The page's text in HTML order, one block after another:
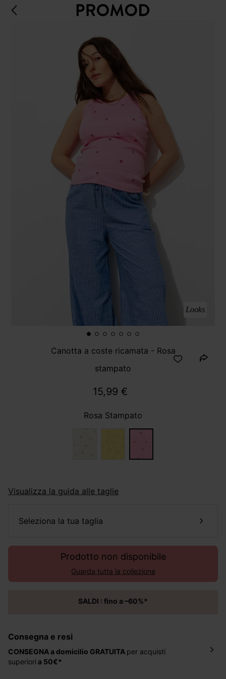
Looks
Canotta a coste ricamata - Rosa
stampato
15,99 €
Rosa Stampato
Visualizza la guida alle taglie
seleziona la tua taglia
Prodotto non disponibile
Guarda tutta la collezione
SALDI : fino a –60%*
Consegna e resi
CONSEGNA a domicilio GRATUITA per acquisti
superiori a 50€*